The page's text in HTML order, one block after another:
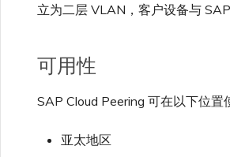
立为二层 VLAN，客户设备与 SAP
可用性
SAP Cloud Peering 可在以下位置
亚太地区